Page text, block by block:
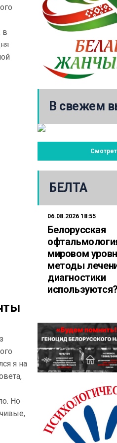
в
я на
Но
В свежем
БЕЛТА
06.08.2026 18:55
Белорусская
мировом
методы
диагностики
используются?